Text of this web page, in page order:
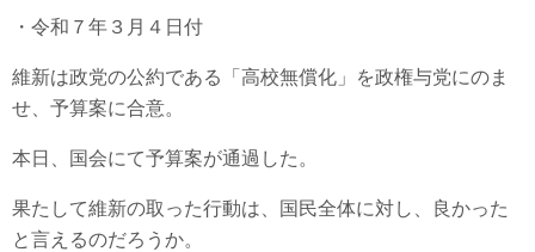
・令和７年３月４日付
維新は政党の公約である「高校無償化」を政権与党にのま
せ、予算案に合意。
本日、国会にて予算案が通過した。
果たして維新の取った行動は、国民全体に対し、良かった
と言えるのだろうか。